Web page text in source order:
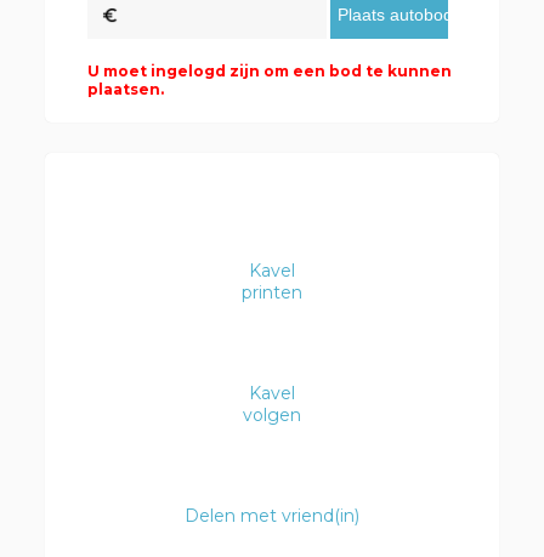
U moet ingelogd zijn om een bod te kunnen
plaatsen.
Kavel
printen
Kavel
volgen
Delen met vriend(in)